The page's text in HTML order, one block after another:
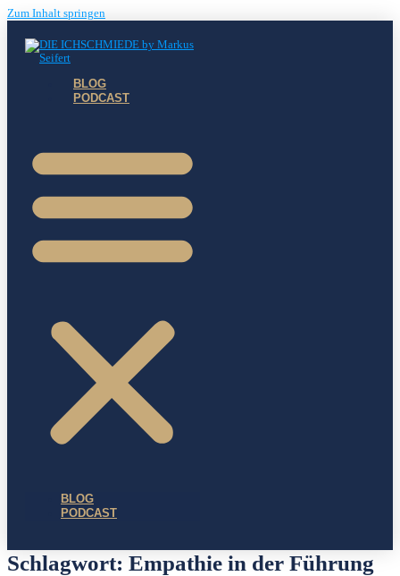
Zum Inhalt springen
BLOG
PODCAST
BLOG
PODCAST
Schlagwort: Empathie in der Führung